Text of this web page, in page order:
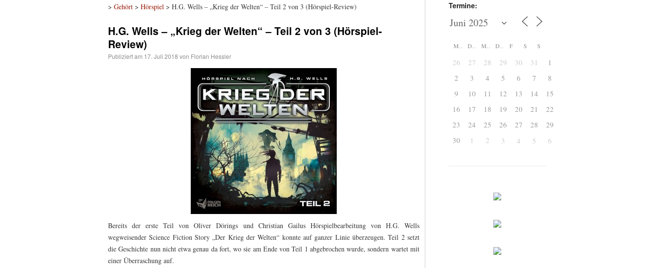
> Gehört > Hörspiel > H.G. Wells – „Krieg der Welten“ – Teil 2 von 3 (Hörspiel-Review)
H.G. Wells – „Krieg der Welten“ – Teil 2 von 3 (Hörspiel-
Review)
Publiziert am 17. Juli 2018 von Florian Hessler
Bereits der erste Teil von Oliver Dörings und Christian Gailus Hörspielbearbeitung von H.G. Wells
wegweisender Science Fiction Story „Der Krieg der Welten“ konnte auf ganzer Linie überzeugen. Teil 2 setzt
die Geschichte nun nicht etwa genau da fort, wo sie am Ende von Teil 1 abgebrochen wurde, sondern wartet mit
einer Überraschung auf.
Termine:
F S S
26 27 28 29 30 31
1
2
3 4 5 6 7
8
9
10 11 12 13 14
15
16
17 18 19 20 21
22
23
24 25 26 27 28
29
30
1 2 3 4 5 6